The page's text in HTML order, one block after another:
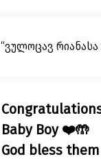
“ვულოცავ
Baby Boy ❤️🤲
God bless